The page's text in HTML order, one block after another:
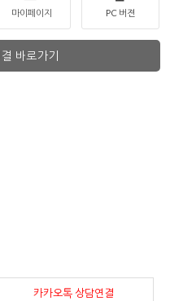
마이페이지 PC 버젼
바로가기
카카오톡 상담연결